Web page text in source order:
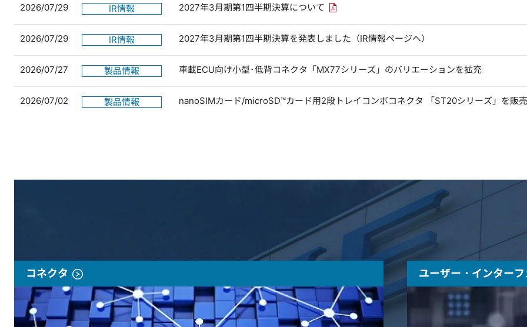
2026/07/29 IR情報 2027年3月期第1四半期決算について PDFリンクを新しいウィンドウで開きます
2026/07/29 IR情報 2027年3月期第1四半期決算を発表しました（IR情報ページへ）
2026/07/27 製品情報 車載ECU向け小型･低背コネクタ「MX77シリーズ」のバリエーションを拡充
2026/07/02 製品情報 nanoSIMカード/microSD™カード用2段トレイコンボコネクタ 「ST20シリーズ」を販
コネクタ ユーザー・インター